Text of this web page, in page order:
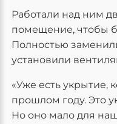
Работали над ним
помещение, чтобы
Полностью
установили
«Уже есть укрытие,
прошлом году. Это
Но оно мало для